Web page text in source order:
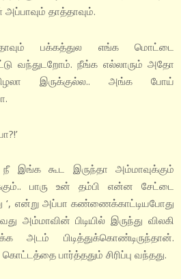
தாத்தாவும்.
பக்கத்துல எங்க மொட்டை
வந்துடறோம். நீங்க எல்லாரும் அதோ
இருக்குல்ல.. அங்க போய்
நீ இங்க கூட இருந்தா அம்மாவுக்கும்
பாரு உன் தம்பி என்ன சேட்டை
‘, என்று அப்பா கண்ணைக்காட்டியபோது
அம்மாவின் பிடியில் இருந்து விலகி
அடம் பிடித்துக்கொண்டிருந்தான்.
பார்த்ததும் சிரிப்பு வந்தது.